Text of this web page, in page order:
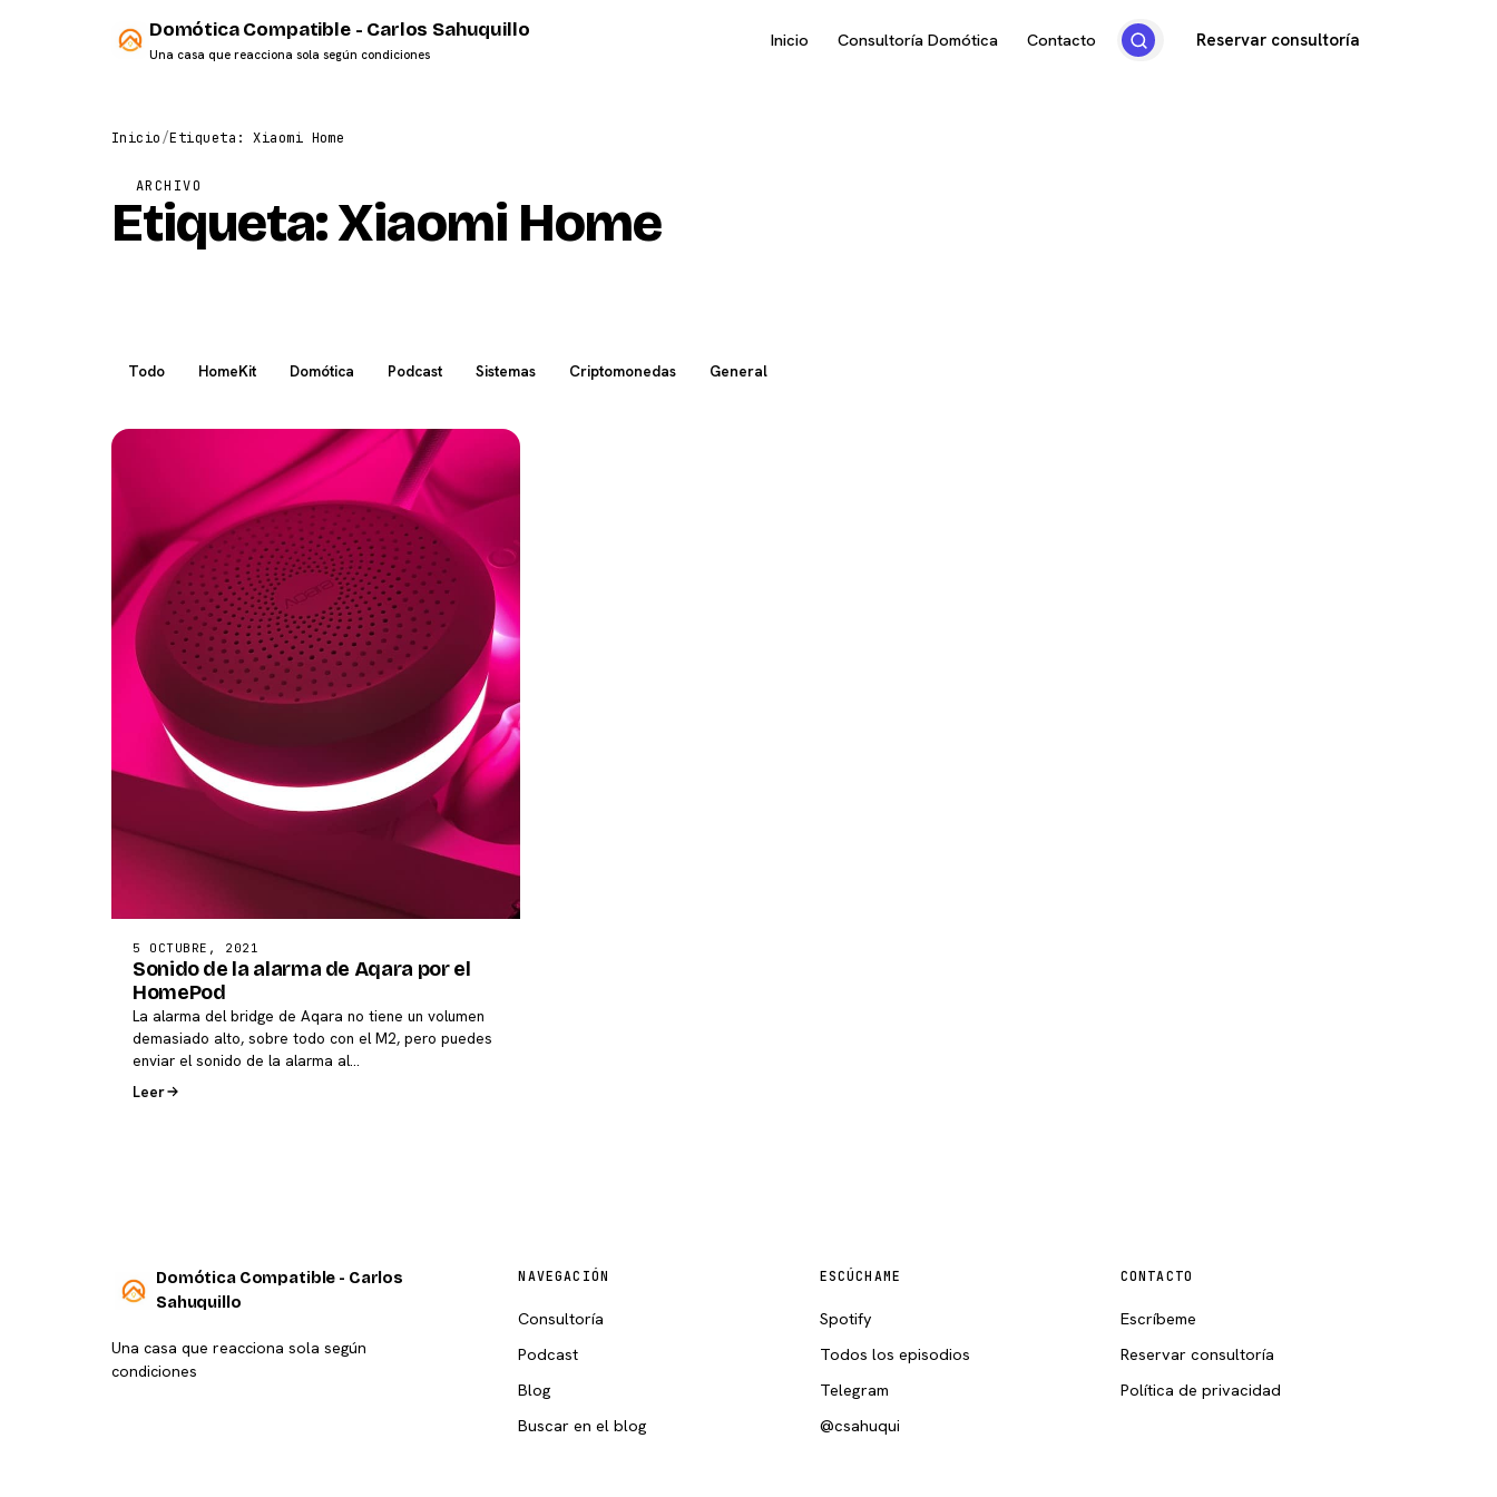
Domótica Compatible - Carlos Sahuquillo
Una casa que reacciona sola según condiciones
Inicio Consultoría Domótica Contacto Reservar consultoría
Inicio/Etiqueta: Xiaomi Home
ARCHIVO
Etiqueta:Xiaomi Home
Todo HomeKit Domótica Podcast Sistemas Criptomonedas General
5 OCTUBRE, 2021
Sonido de la alarma de Aqara por el
HomePod
La alarma del bridge de Aqara no tiene un volumen
demasiado alto, sobre todo con el M2, pero puedes
enviar el sonido de la alarma al…
Leer
Domótica Compatible - Carlos
Sahuquillo
Una casa que reacciona sola según
condiciones
NAVEGACIÓN
Consultoría
Podcast
Blog
Buscar en el blog
ESCÚCHAME
Spotify
Todos los episodios
Telegram
@csahuqui
CONTACTO
Escríbeme
Reservar consultoría
Política de privacidad